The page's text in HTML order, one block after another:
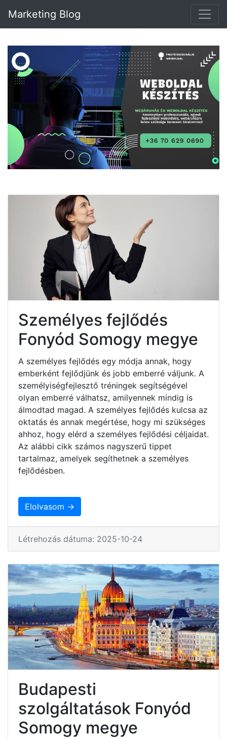
Marketing Blog
Személyes fejlődés
Fonyód Somogy megye
A személyes fejlődés egy módja annak, hogy
emberként fejlődjünk és jobb emberré váljunk. A
személyiségfejlesztő tréningek segítségével
olyan emberré válhatsz, amilyennek mindig is
álmodtad magad. A személyes fejlődés kulcsa az
oktatás és annak megértése, hogy mi szükséges
ahhoz, hogy elérd a személyes fejlődési céljaidat.
Az alábbi cikk számos nagyszerű tippet
tartalmaz, amelyek segíthetnek a személyes
fejlődésben.
Elolvasom →
Létrehozás dátuma: 2025-10-24
Budapesti
szolgáltatások Fonyód
Somogy megye